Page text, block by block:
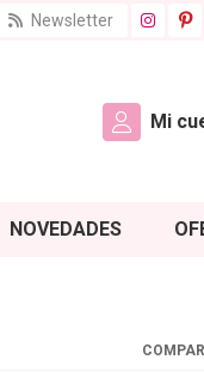
Newsletter
Mi
NOVEDADES